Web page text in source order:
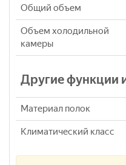
Общий объем
Объем холодильной
камеры
Другие функции
Материал полок
Климатический класс